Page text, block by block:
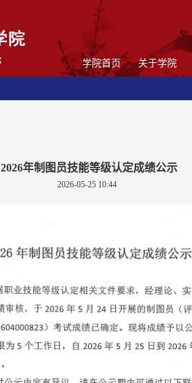
学院首页 关于学院
2026年制图员技能等级认定成绩公示
2026-05-25 10:44